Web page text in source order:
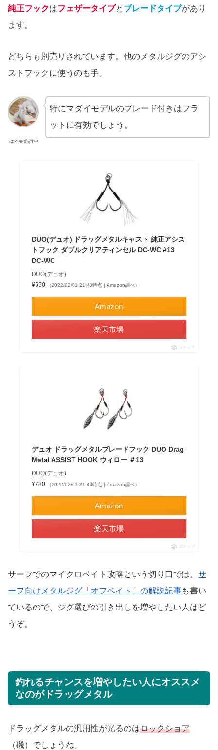
純正フックはフェザータイプと ブレードタイプがあり
ます。
どちらも別売りされています。他のメタルジグのアシ
ストフックに使うのも手。
はる＠釣行中
特にマダイモデルのブレード付きはフラ
ットに有効でしょう。
DUO(デュオ) ドラッグメタルキャスト 純正アシス
トフック ダブルクリアティンセル DC-WC #13
DC-WC
DUO(デュオ)
¥550
（2022/02/01 21:43時点 | Amazon調べ）
Amazon
楽天市場
ポチップ
デュオ ドラッグメタルブレードフック DUO Drag
Metal ASSIST HOOK ウィロー ＃13
DUO(デュオ)
¥780
（2022/02/01 21:43時点 | Amazon調べ）
Amazon
楽天市場
ポチップ
サーフでのマイクロベイト攻略という切り口では、 サ
ーフ向けメタルジグ「オフベイト」の解説記事も書い
ているので、ジグ選びの引き出しを増やしたい人はど
うぞ。
釣れるチャンスを増やしたい人にオススメ
なのがドラッグメタル
ドラッグメタルの汎用性が光るのはロックショア
（磯）でしょうね。